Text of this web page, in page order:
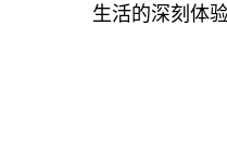
生活的深刻体